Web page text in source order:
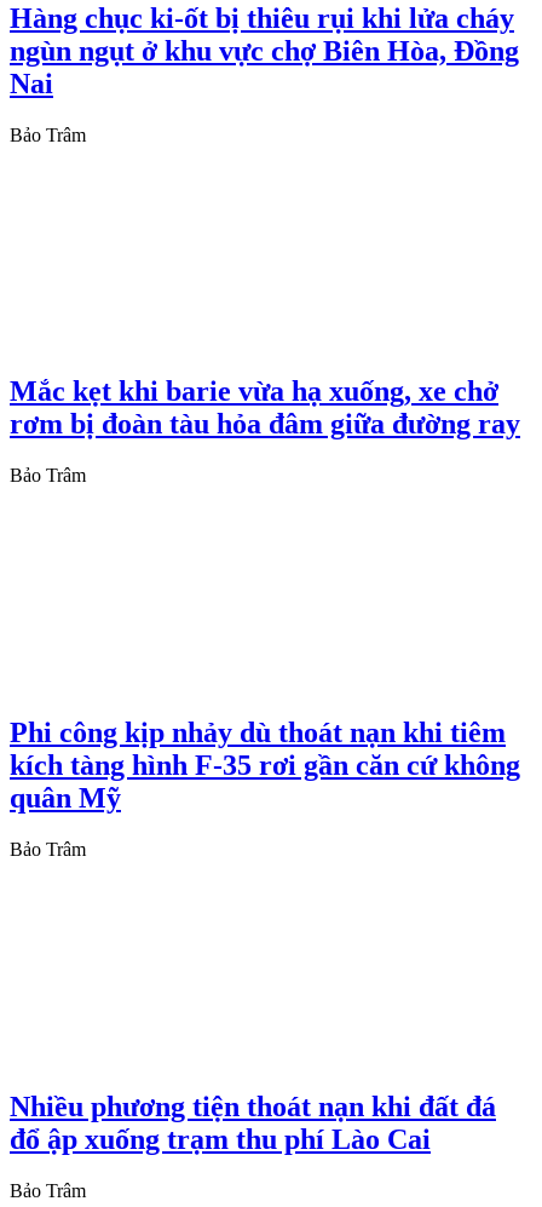
Hàng chục ki-ốt bị thiêu rụi khi lửa cháy
ngùn ngụt ở khu vực chợ Biên Hòa, Đồng
Nai
Bảo Trâm
Mắc kẹt khi barie vừa hạ xuống, xe chở
rơm bị đoàn tàu hỏa đâm giữa đường ray
Bảo Trâm
Phi công kịp nhảy dù thoát nạn khi tiêm
kích tàng hình F-35 rơi gần căn cứ không
quân Mỹ
Bảo Trâm
Nhiều phương tiện thoát nạn khi đất đá
đổ ập xuống trạm thu phí Lào Cai
Bảo Trâm